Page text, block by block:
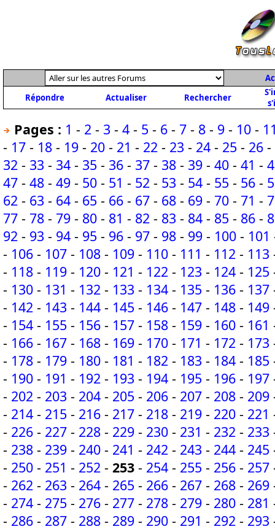
Répondre
Actualiser Rechercher
Pages : 1 - 2 - 3 - 4 - 5 - 6 - 7 - 8 - 9 - 10 -
- 17 - 18 - 19 - 20 - 21 - 22 - 23 - 24 - 25 - 26 -
32 - 33 - 34 - 35 - 36 - 37 - 38 - 39 - 40 - 41 -
47 - 48 - 49 - 50 - 51 - 52 - 53 - 54 - 55 - 56 -
62 - 63 - 64 - 65 - 66 - 67 - 68 - 69 - 70 - 71 -
77 - 78 - 79 - 80 - 81 - 82 - 83 - 84 - 85 - 86 -
92 - 93 - 94 - 95 - 96 - 97 - 98 - 99 - 100 - 101
- 106 - 107 - 108 - 109 - 110 - 111 - 112 - 113
- 118 - 119 - 120 - 121 - 122 - 123 - 124 - 125
- 130 - 131 - 132 - 133 - 134 - 135 - 136 - 137
- 142 - 143 - 144 - 145 - 146 - 147 - 148 - 149
- 154 - 155 - 156 - 157 - 158 - 159 - 160 - 161
- 166 - 167 - 168 - 169 - 170 - 171 - 172 - 173
- 178 - 179 - 180 - 181 - 182 - 183 - 184 - 185
- 190 - 191 - 192 - 193 - 194 - 195 - 196 - 197
- 202 - 203 - 204 - 205 - 206 - 207 - 208 - 209
- 214 - 215 - 216 - 217 - 218 - 219 - 220 - 221
- 226 - 227 - 228 - 229 - 230 - 231 - 232 - 233
- 238 - 239 - 240 - 241 - 242 - 243 - 244 - 245
- 250 - 251 - 252 - 253 - 254 - 255 - 256 - 257
- 262 - 263 - 264 - 265 - 266 - 267 - 268 - 269
- 274 - 275 - 276 - 277 - 278 - 279 - 280 - 281
- 286 - 287 - 288 - 289 - 290 - 291 - 292 - 293